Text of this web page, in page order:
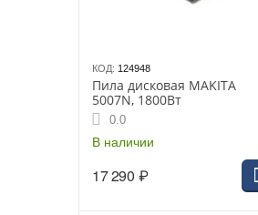
КОД: 124948
Пила дисковая MAKITA
5007N, 1800Вт
0.0
В наличии
17 290 ₽